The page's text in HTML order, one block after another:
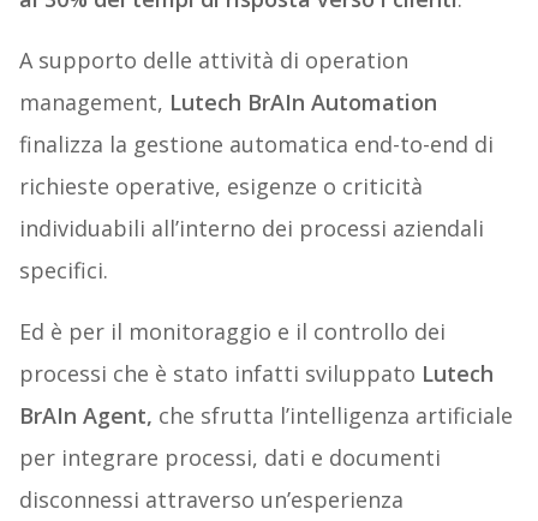
A supporto delle attività di operation
management, Lutech BrAIn Automation
finalizza la gestione automatica end-to-end di
richieste operative, esigenze o criticità
individuabili all’interno dei processi aziendali
specifici.
Ed è per il monitoraggio e il controllo dei
processi che è stato infatti sviluppato Lutech
BrAIn Agent, che sfrutta l’intelligenza artificiale
per integrare processi, dati e documenti
disconnessi attraverso un’esperienza